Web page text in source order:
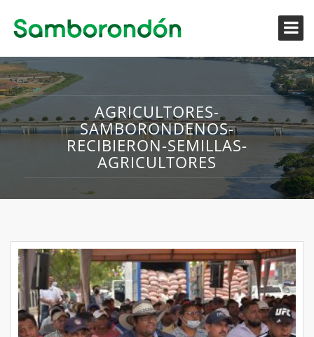
AGRICULTORES-
SAMBORONDENOS-
RECIBIERON-SEMILLAS-
AGRICULTORES